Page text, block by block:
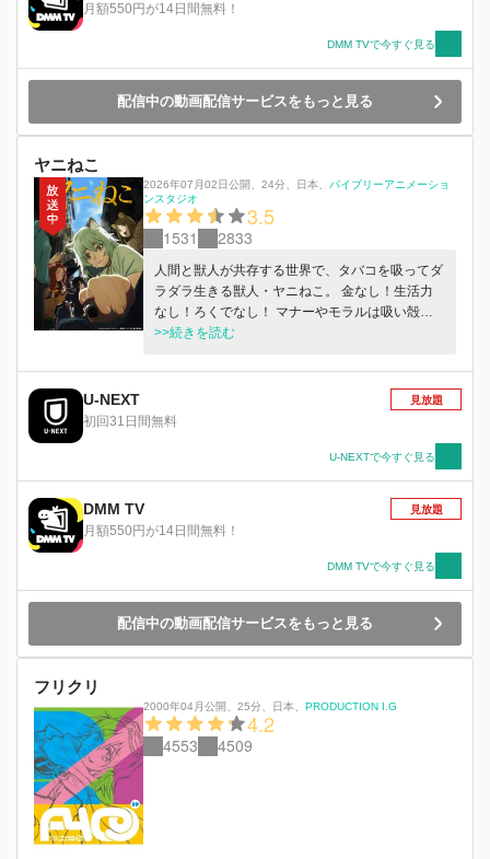
月額550円が14日間無料！
DMM TVで今すぐ見る
配信中の動画配信サービスをもっと見る
ヤニねこ
2026年07月02日公開、 24分、 日本、 バイブリーアニメーショ
ンスタジオ
3.5
1531 2833
人間と獣人が共存する世界で、タバコを吸ってダ
ラダラ生きる獣人・ヤニねこ。 金なし！生活力
なし！ろくでなし！ マナーやモラルは吸い殻と
一緒に捨ててきた。 ヤニ臭くて、汚くて、怠惰
だけど、それなりに充実した日々を過ごしてま
す。 けっこう汚いけど、ちょっとだけ励まされ
る！ SNSでバズり散らかしたマンガが、まさか
んにゃさい！ なんだか憎めないクズねこたちが
おくる、ヤニまみれな日常をゆる〜く見守ってく
>>続きを読む
U-NEXT
初回31日間無料
見放題
U-NEXTで今すぐ見る
DMM TV
月額550円が14日間無料！
見放題
DMM TVで今すぐ見る
配信中の動画配信サービスをもっと見る
フリクリ
2000年04月公開、 25分、 日本、 PRODUCTION I.G
4.2
4553 4509